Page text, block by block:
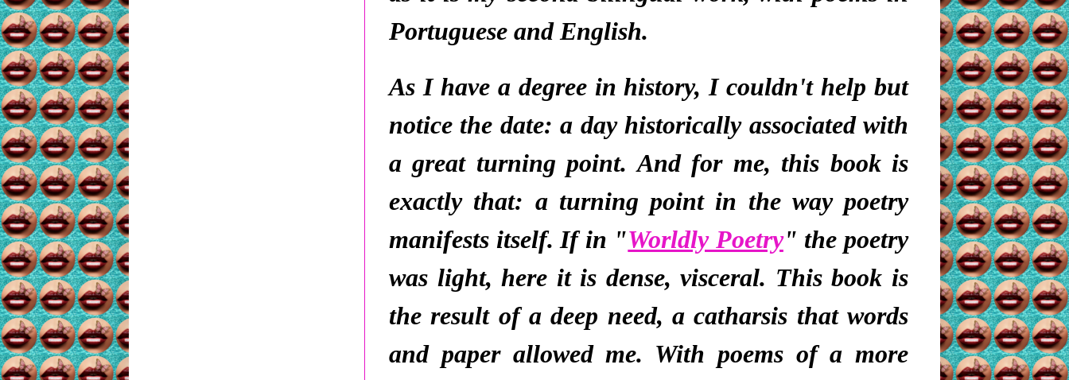
Portuguese and English.
As I have a degree in history, I couldn't help but
notice the date: a day historically associated with
a great turning point. And for me, this book is
exactly that: a turning point in the way poetry
manifests itself. If in "Worldly Poetry" the poetry
was light, here it is dense, visceral. This book is
the result of a deep need, acatharsis that words
and paper allowed me. With poems of a more